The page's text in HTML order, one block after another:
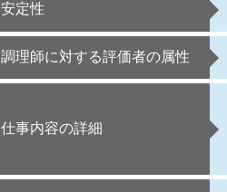
安定性
調理師に対する評価者の属性
仕事内容の詳細